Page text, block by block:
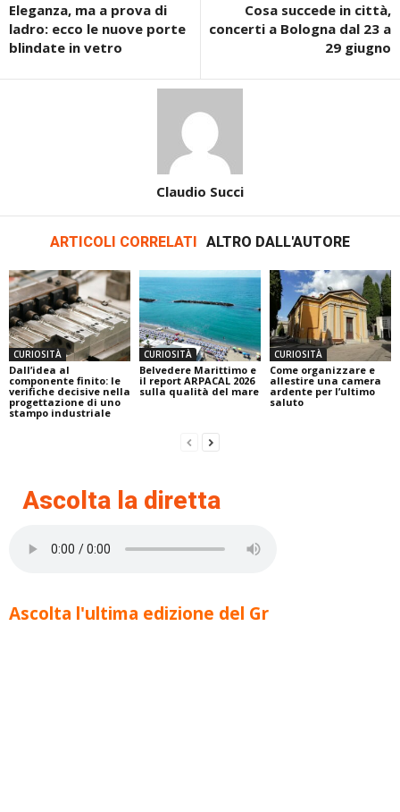
Eleganza, ma a prova di
ladro: ecco le nuove porte
blindate in vetro
Cosa succede in città,
concerti a Bologna dal 23 a
29 giugno
Claudio Succi
ARTICOLI CORRELATI ALTRO DALL'AUTORE
CURIOSITÀ
Dall’idea al
componente finito: le
verifiche decisive nella
progettazione di uno
stampo industriale
CURIOSITÀ
Belvedere Marittimo e
il report ARPACAL 2026
sulla qualità del mare
CURIOSITÀ
Come organizzare e
allestire una camera
ardente per l’ultimo
saluto
Ascolta la diretta
Ascolta l'ultima edizione del Gr